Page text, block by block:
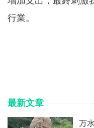
行業。
最新文章
万